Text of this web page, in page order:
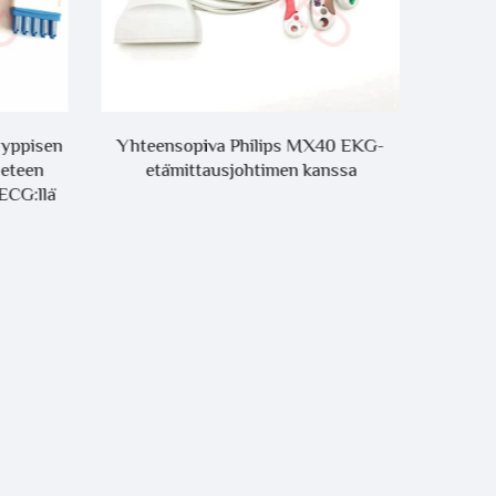
Yhteensopiva Philips MX40 EKG-
etämittausjohtimen kanssa